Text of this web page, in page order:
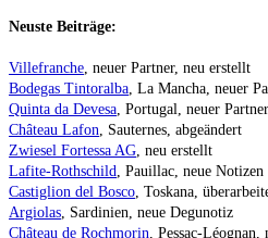
Neuste Beiträge:
Villefranche, neuer Partner, neu erstellt
Bodegas Tintoralba, La Mancha, neuer
Quinta da Devesa, Portugal, neuer Partner
Château Lafon, Sauternes, abgeändert
Zwiesel Fortessa AG, neu erstellt
Lafite-Rothschild, Pauillac, neue Notizen
Castiglion del Bosco, Toskana,
Argiolas, Sardinien, neue Degunotiz
Château de Rochmorin, Pessac-Léognan,